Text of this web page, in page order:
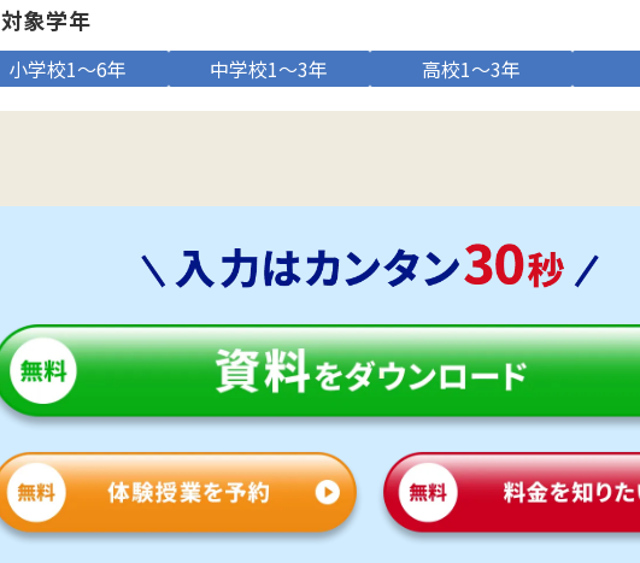
対象学年
小学校1～6年 中学校1～3年 高校1～3年